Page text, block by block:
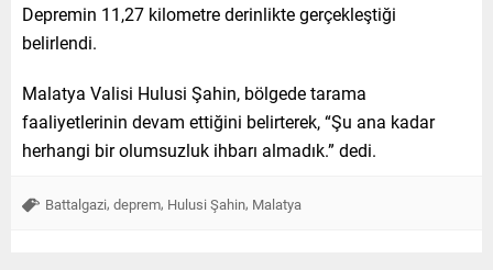
Depremin 11,27 kilometre derinlikte gerçekleştiği
belirlendi.
Malatya Valisi Hulusi Şahin, bölgede tarama
faaliyetlerinin devam ettiğini belirterek, “Şu ana kadar
herhangi bir olumsuzluk ihbarı almadık.” dedi.
Battalgazi, deprem, Hulusi Şahin, Malatya